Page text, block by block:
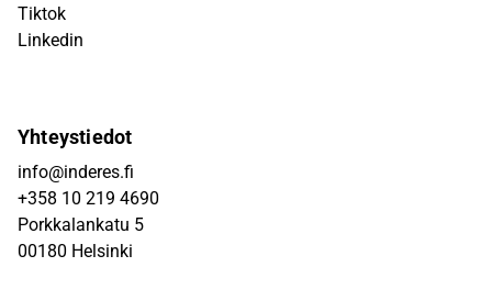
Tiktok
Linkedin
Yhteystiedot
info@inderes.fi
+358 10 219 4690
Porkkalankatu 5
00180 Helsinki